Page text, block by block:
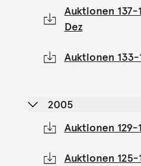
Auktionen
Dez
Auktionen
2005
Auktionen
Auktionen